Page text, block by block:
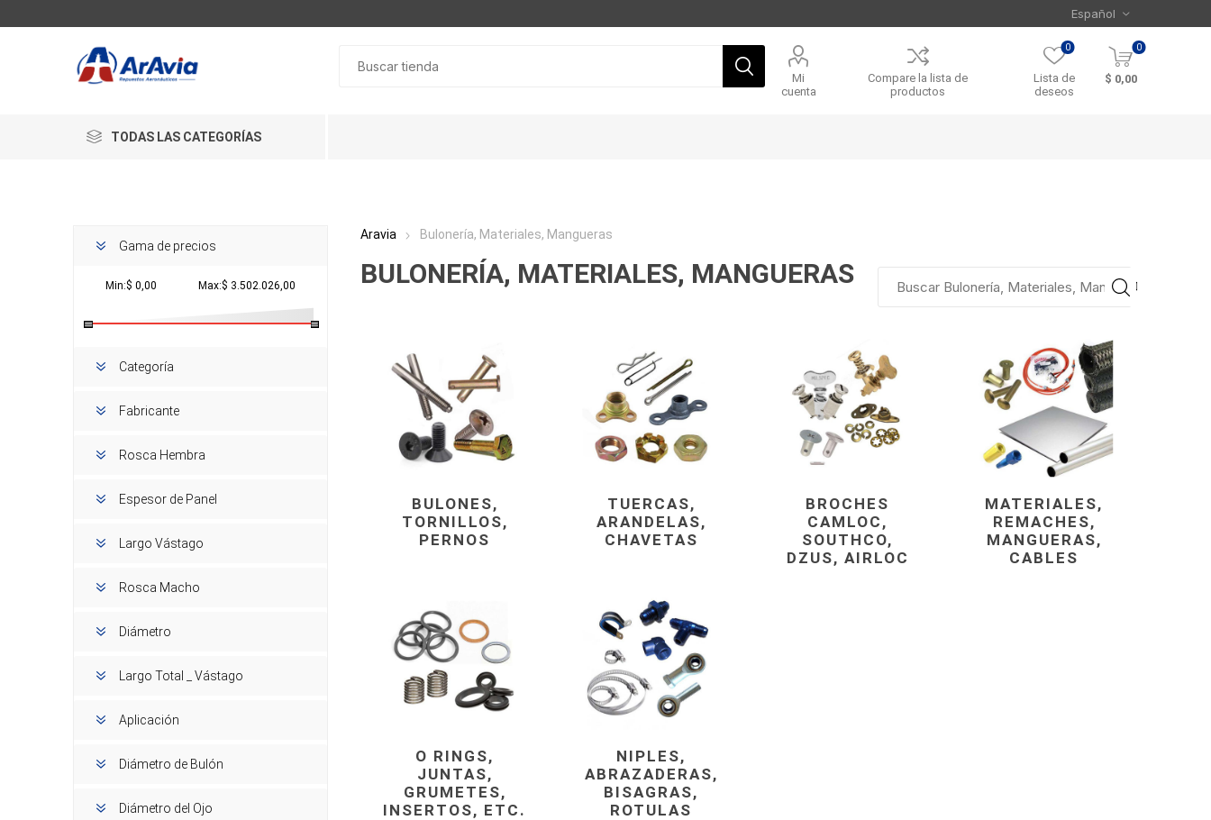
Mi
cuenta
Compare la lista de
productos
Lista de
deseos
0 0
$ 0,00
TODAS LAS CATEGORÍAS
Aravia Bulonería, Materiales, Mangueras
BULONERÍA, MATERIALES, MANGUERAS
BULONES,
TORNILLOS,
PERNOS
TUERCAS,
ARANDELAS,
CHAVETAS
BROCHES
CAMLOC,
SOUTHCO,
DZUS, AIRLOC
MATERIALES,
REMACHES,
MANGUERAS,
CABLES
O RINGS,
JUNTAS,
GRUMETES,
INSERTOS, ETC.
NIPLES,
ABRAZADERAS,
BISAGRAS,
ROTULAS
Gama de precios
Min:$ 0,00 Max:$ 3.502.026,00
Categoría
Fabricante
Rosca Hembra
Espesor de Panel
Largo Vástago
Rosca Macho
Diámetro
Largo Total _ Vástago
Aplicación
Diámetro de Bulón
Diámetro del Ojo